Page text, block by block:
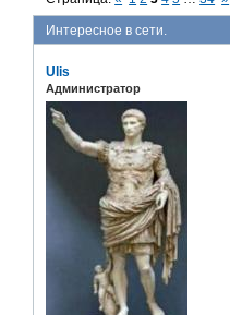
Интересное в сети.
Ulis
Администратор